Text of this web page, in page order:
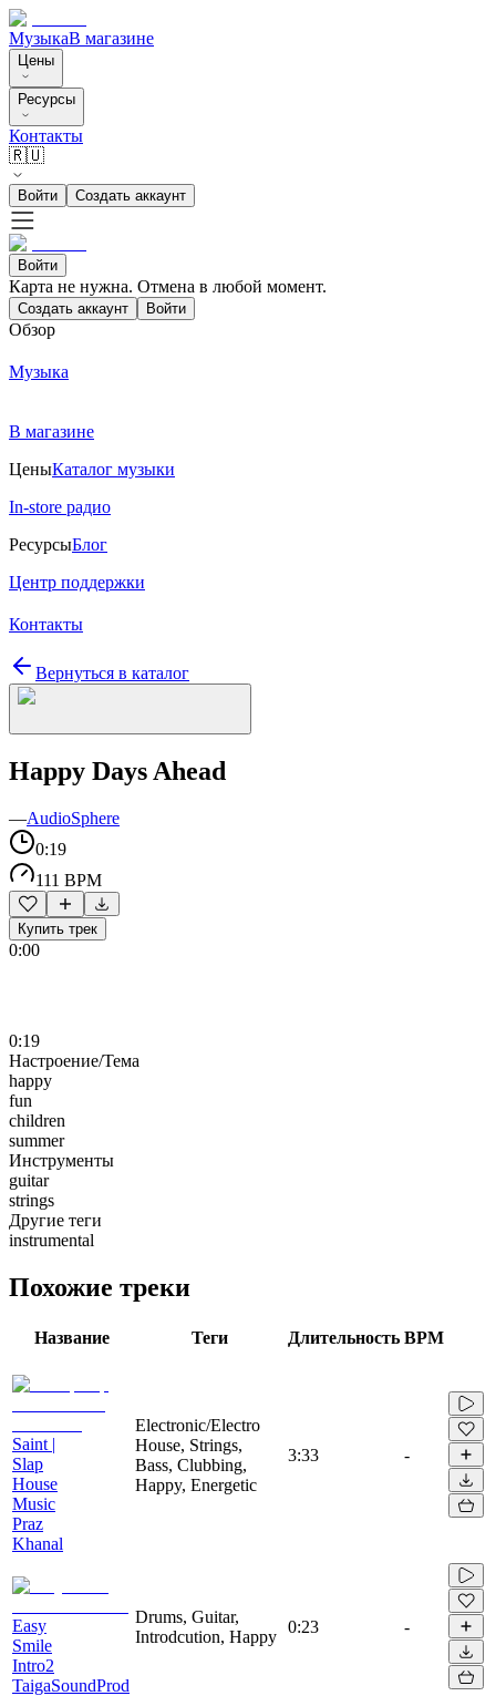
МузыкаВ магазине
Цены
Ресурсы
Контакты
🇷🇺
Войти Создать аккаунт
Войти
Карта не нужна. Отмена в любой момент.
Создать аккаунт Войти
Обзор
Музыка
В магазине
ЦеныКаталог музыки
In-store радио
РесурсыБлог
Центр поддержки
Контакты
Вернуться в каталог
Happy Days Ahead
—AudioSphere
0:19
111 BPM
Купить трек
0:00
0:19
Настроение/Тема
happy
fun
children
summer
Инструменты
guitar
strings
Другие теги
instrumental
Похожие треки
Название Теги Длительность BPM
Saint |
Slap
House
Music
Praz
Khanal
Electronic/Electro
House, Strings,
Bass, Clubbing,
Happy, Energetic
3:33 -
Easy
Smile
Intro2
TaigaSoundProd
Drums, Guitar,
Introdcution, Happy
0:23 -